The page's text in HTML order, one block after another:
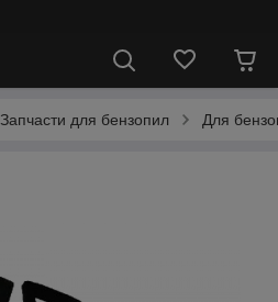
Запчасти для бензопил Для